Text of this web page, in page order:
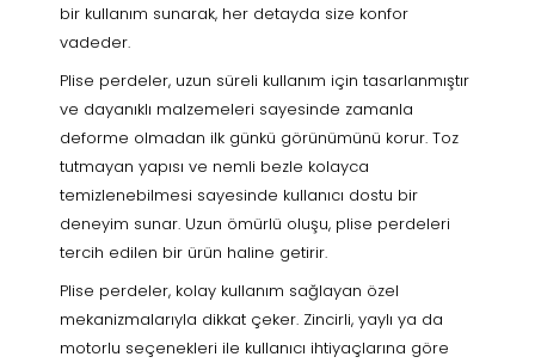
bir kullanım sunarak, her detayda size konfor
vadeder.
Plise perdeler, uzun süreli kullanım için tasarlanmıştır
ve dayanıklı malzemeleri sayesinde zamanla
deforme olmadan ilk günkü görünümünü korur. Toz
tutmayan yapısı ve nemli bezle kolayca
temizlenebilmesi sayesinde kullanıcı dostu bir
deneyim sunar. Uzun ömürlü oluşu, plise perdeleri
tercih edilen bir ürün haline getirir.
Plise perdeler, kolay kullanım sağlayan özel
mekanizmalarıyla dikkat çeker. Zincirli, yaylı ya da
motorlu seçenekleri ile kullanıcı ihtiyaçlarına göre